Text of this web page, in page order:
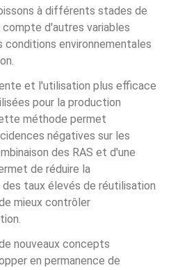
à différents stades de
d'autres variables
environnementales
et l'utilisation plus efficace
pour la production
méthode permet
négatives sur les
des RAS et d'une
de réduire la
taux élevés de réutilisation
mieux contrôler
nouveaux concepts
en permanence de